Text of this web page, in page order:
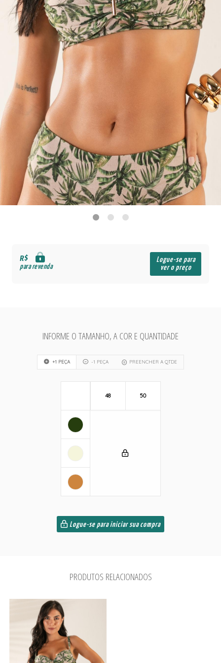
R$
para revenda
Logue-se para
ver o preço
INFORME O TAMANHO, A COR E QUANTIDADE
+1 PEÇA -1 PEÇA PREENCHER A QTDE
48 50
Logue-se para iniciar sua compra
PRODUTOS RELACIONADOS